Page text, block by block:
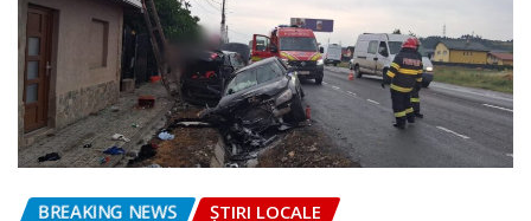
BREAKING NEWS ȘTIRI LOCALE